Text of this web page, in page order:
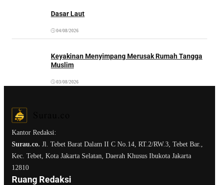
Dasar Laut
04/08/2026
Keyakinan Menyimpang Merusak Rumah Tangga
Muslim
03/08/2026
Kantor Redaksi:
Surau.co. Jl. Tebet Barat Dalam II C No.14, RT.2/RW.3, Tebet Bar.,
Kec. Tebet, Kota Jakarta Selatan, Daerah Khusus Ibukota Jakarta
12810
Ruang Redaksi